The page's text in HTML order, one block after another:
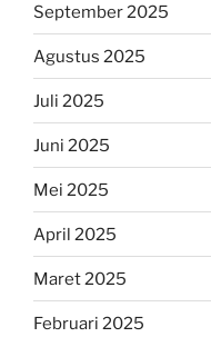
September 2025
Agustus 2025
Juli 2025
Juni 2025
Mei 2025
April 2025
Maret 2025
Februari 2025